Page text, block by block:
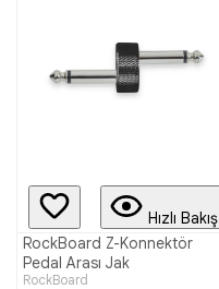
Hızlı Bakış
RockBoard Z-Konnektör
Pedal Arası Jak
RockBoard